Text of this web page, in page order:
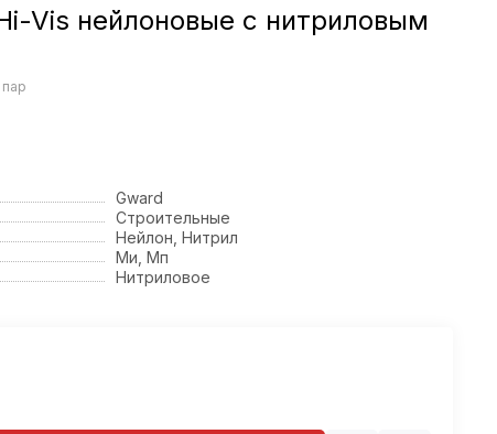
Vis нейлоновые с нитриловым
Gward
Строительные
Нейлон, Нитрил
Ми, Мп
Нитриловое